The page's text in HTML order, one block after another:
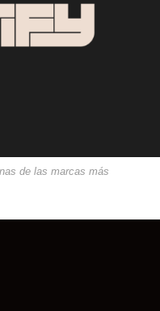
de las marcas más